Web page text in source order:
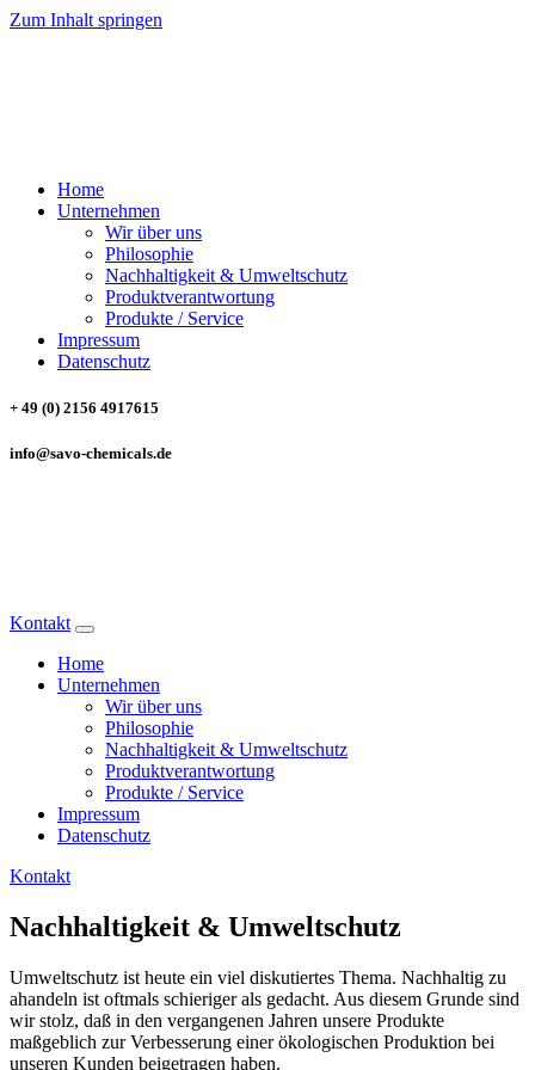
Zum Inhalt springen
Home
Unternehmen
Wir über uns
Philosophie
Nachhaltigkeit & Umweltschutz
Produktverantwortung
Produkte / Service
Impressum
Datenschutz
+ 49 (0) 2156 4917615
info@savo-chemicals.de
Kontakt
Home
Unternehmen
Wir über uns
Philosophie
Nachhaltigkeit & Umweltschutz
Produktverantwortung
Produkte / Service
Impressum
Datenschutz
Kontakt
Nachhaltigkeit & Umweltschutz
Umweltschutz ist heute ein viel diskutiertes Thema. Nachhaltig zu
ahandeln ist oftmals schieriger als gedacht. Aus diesem Grunde sind
wir stolz, daß in den vergangenen Jahren unsere Produkte
maßgeblich zur Verbesserung einer ökologischen Produktion bei
unseren Kunden beigetragen haben.